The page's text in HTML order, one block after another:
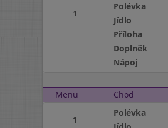
1
Polévka
Jídlo
Příloha
Doplněk
Nápoj
Menu
Chod
1
Polévka